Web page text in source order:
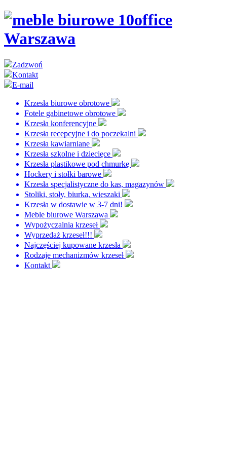
Zadzwoń
Kontakt
E-mail
Krzesła biurowe obrotowe
Fotele gabinetowe obrotowe
Krzesła konferencyjne
Krzesła recepcyjne i do poczekalni
Krzesła kawiarniane
Krzesła szkolne i dziecięce
Krzesła plastikowe pod chmurkę
Hockery i stołki barowe
Krzesła specjalistyczne do kas, magazynów
Stoliki, stoły, biurka, wieszaki
Krzesła w dostawie w 3-7 dni!
Meble biurowe Warszawa
Wypożyczalnia krzeseł
Wyprzedaż krzeseł!!!
Najczęściej kupowane krzesła
Rodzaje mechanizmów krzeseł
Kontakt